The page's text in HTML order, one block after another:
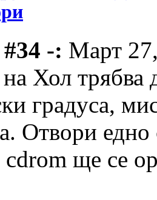
-: Март
Хол трябва
градуса,
Отвори
cdrom ще се